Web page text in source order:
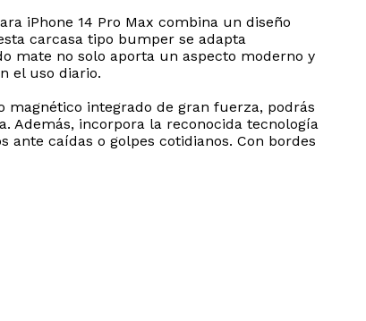
iPhone 14 Pro Max combina un diseño
carcasa tipo bumper se adapta
mate no solo aporta un aspecto moderno y
el uso diario.
magnético integrado de gran fuerza, podrás
Además, incorpora la reconocida tecnología
caídas o golpes cotidianos. Con bordes